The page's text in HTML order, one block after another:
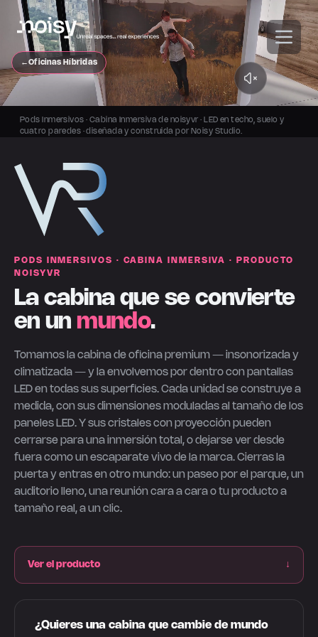
Pods Inmersivos · Cabina Inmersiva de noisyvr · LED en techo, suelo y
cuatro paredes · diseñada y construida por Noisy Studio.
PODS INMERSIVOS · CABINA INMERSIVA · PRODUCTO
NOISYVR
La cabina que se convierte
en un mundo.
Tomamos la cabina de oficina premium — insonorizada y
climatizada — y la envolvemos por dentro con pantallas
LED en todas sus superficies. Cada unidad se construye a
medida, con sus dimensiones moduladas al tamaño de los
paneles LED. Y sus cristales con proyección pueden
cerrarse para una inmersión total, o dejarse ver desde
fuera como un escaparate vivo de la marca. Cierras la
puerta y entras en otro mundo: un paseo por el parque, un
auditorio lleno, una reunión cara a cara o tu producto a
tamaño real, a un clic.
Ver el producto ↓
¿Quieres una cabina que cambie de mundo
←Oficinas Híbridas